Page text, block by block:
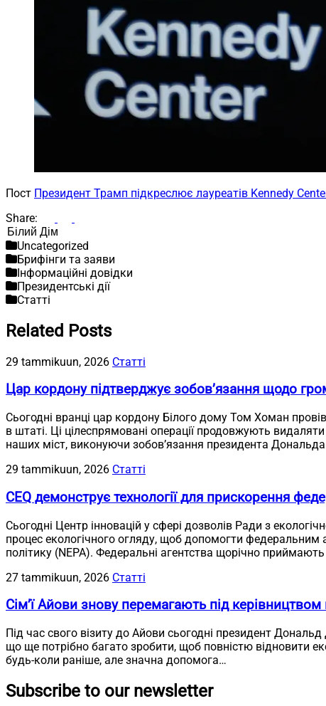
Пост Президент Трамп підкреслює лауреатів Kennedy
Share:
Пошук
Uncategorized
Брифінги та заяви
Інформаційні довідки
Президентські дії
Статті
Related Posts
29 tammikuun, 2026 Статті
Цар кордону підтверджує зобов’язання щодо
Сьогодні вранці цар кордону Білого дому Том Хоман
в штаті. Ці цілеспрямовані операції продовжують
наших міст, виконуючи зобов’язання президента
29 tammikuun, 2026 Статті
CEQ демонструє технології для прискорення
Сьогодні Центр інновацій у сфері дозволів Ради з
процес екологічного огляду, щоб допомогти федеральним
політику (NEPA). Федеральні агентства щорічно
27 tammikuun, 2026 Статті
Сім’ї Айови знову перемагають під
Під час свого візиту до Айови сьогодні президент
що ще потрібно багато зробити, щоб повністю відновити
будь-коли раніше, але значна допомога…
Subscribe to our newsletter